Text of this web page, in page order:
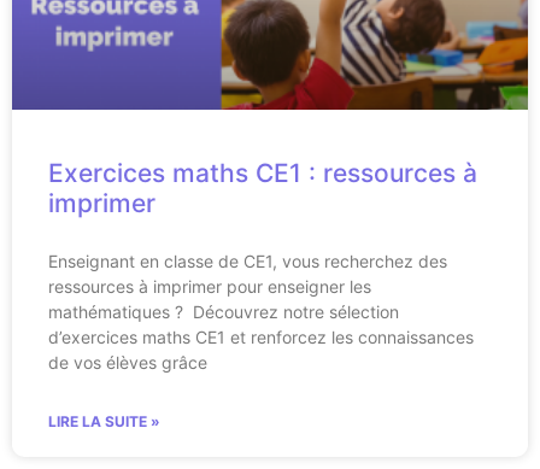
Exercices maths CE1 : ressources à
imprimer
Enseignant en classe de CE1, vous recherchez des
ressources à imprimer pour enseigner les
mathématiques ? Découvrez notre sélection
d’exercices maths CE1 et renforcez les connaissances
de vos élèves grâce
LIRE LA SUITE »